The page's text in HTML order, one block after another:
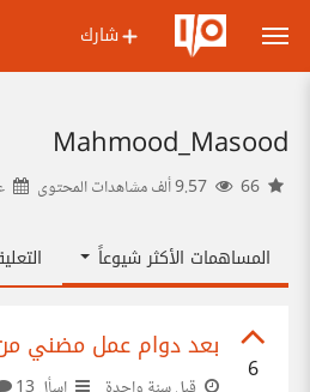
شارك
Mahmood_Masood
المساهمات الأكثر شيوعاً
6
بعد دوام عمل مضني